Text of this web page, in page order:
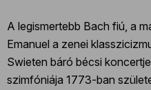
A legismertebb Bach fiú, a
Emanuel a zenei
Swieten báró bécsi
szimfóniája 1773-ban